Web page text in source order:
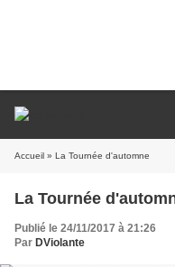
Accueil » La Tournée d'automne
La Tournée
Publié le 24/11/2017 à 21:26
Par DViolante